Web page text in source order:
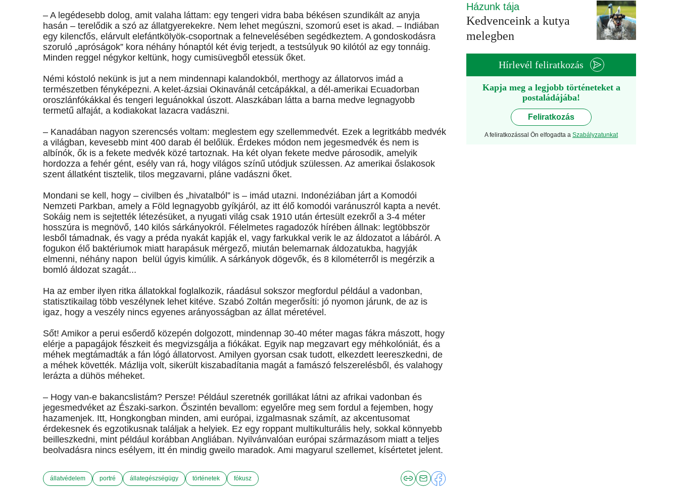
– A legédesebb dolog, amit valaha láttam: egy tengeri vidra baba békésen szundikált az anyja
hasán – terelődik a szó az állatgyerekekre. Nem lehet megúszni, szomorú eset is akad. – Indiában
egy kilencfős, elárvult elefántkölyök-csoportnak a felnevelésében segédkeztem. A gondoskodásra
szoruló „apróságok” kora néhány hónaptól két évig terjedt, a testsúlyuk 90 kilótól az egy tonnáig.
Minden reggel négykor keltünk, hogy cumisüvegből etessük őket.
Némi kóstoló nekünk is jut a nem mindennapi kalandokból, merthogy az állatorvos imád a
természetben fényképezni. A kelet-ázsiai Okinavánál cetcápákkal, a dél-amerikai Ecuadorban
oroszlánfókákkal és tengeri leguánokkal úszott. Alaszkában látta a barna medve legnagyobb
termetű alfaját, a kodiakokat lazacra vadászni.
– Kanadában nagyon szerencsés voltam: meglestem egy szellemmedvét. Ezek a legritkább medvék
a világban, kevesebb mint 400 darab él belőlük. Érdekes módon nem jegesmedvék és nem is
albínók, ők is a fekete medvék közé tartoznak. Ha két olyan fekete medve párosodik, amelyik
hordozza a fehér gént, esély van rá, hogy világos színű utódjuk szülessen. Az amerikai őslakosok
szent állatként tisztelik, tilos megzavarni, pláne vadászni őket.
Mondani se kell, hogy – civilben és „hivatalból” is – imád utazni. Indonéziában járt a Komodói
Nemzeti Parkban, amely a Föld legnagyobb gyíkjáról, az itt élő komodói varánuszról kapta a nevét.
Sokáig nem is sejtették létezésüket, a nyugati világ csak 1910 után értesült ezekről a 3-4 méter
hosszúra is megnövő, 140 kilós sárkányokról. Félelmetes ragadozók hírében állnak: legtöbbször
lesből támadnak, és vagy a préda nyakát kapják el, vagy farkukkal verik le az áldozatot a lábáról. A
fogukon élő baktériumok miatt harapásuk mérgező, miután belemarnak áldozatukba, hagyják
elmenni, néhány napon belül úgyis kimúlik. A sárkányok dögevők, és 8 kilométerről is megérzik a
bomló áldozat szagát...
Ha az ember ilyen ritka állatokkal foglalkozik, ráadásul sokszor megfordul például a vadonban,
statisztikailag több veszélynek lehet kitéve. Szabó Zoltán megerősíti: jó nyomon járunk, de az is
igaz, hogy a veszély nincs egyenes arányosságban az állat méretével.
Sőt! Amikor a perui esőerdő közepén dolgozott, mindennap 30-40 méter magas fákra mászott, hogy
elérje a papagájok fészkeit és megvizsgálja a fiókákat. Egyik nap megzavart egy méhkolóniát, és a
méhek megtámadták a fán lógó állatorvost. Amilyen gyorsan csak tudott, elkezdett leereszkedni, de
a méhek követték. Mázlija volt, sikerült kiszabadítania magát a famászó felszerelésből, és valahogy
lerázta a dühös méheket.
– Hogy van-e bakancslistám? Persze! Például szeretnék gorillákat látni az afrikai vadonban és
jegesmedvéket az Északi-sarkon. Őszintén bevallom: egyelőre meg sem fordul a fejemben, hogy
hazamenjek. Itt, Hongkongban minden, ami európai, izgalmasnak számít, az akcentusomat
érdekesnek és egzotikusnak találjak a helyiek. Ez egy roppant multikulturális hely, sokkal könnyebb
beilleszkedni, mint például korábban Angliában. Nyilvánvalóan európai származásom miatt a teljes
beolvadásra nincs esélyem, itt én mindig gweilo maradok. Ami magyarul szellemet, kísértetet jelent.
állatvédelem portré állategészségügy történetek fókusz
Házunk tája
Kedvenceink a kutya
melegben
Hírlevél feliratkozás
Kapja meg a legjobb történeteket a
postaládájába!
Feliratkozás
A feliratkozással Ön elfogadta a Szabályzatunkat